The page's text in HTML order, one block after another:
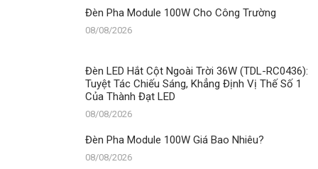
Đèn Pha Module 100W Cho Công Trường
08/08/2026
Đèn LED Hắt Cột Ngoài Trời 36W (TDL-RC0436):
Tuyệt Tác Chiếu Sáng, Khẳng Định Vị Thế Số 1
Của Thành Đạt LED
08/08/2026
Đèn Pha Module 100W Giá Bao Nhiêu?
08/08/2026